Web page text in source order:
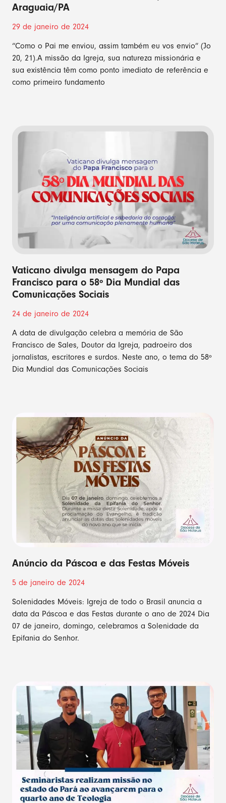
Araguaia/PA
29 de janeiro de 2024
“Como o Pai me enviou, assim também eu vos envio” (Jo
20, 21).A missão da Igreja, sua natureza missionária e
sua existência têm como ponto imediato de referência e
como primeiro fundamento
Vaticano divulga mensagem do Papa
Francisco para o 58º Dia Mundial das
Comunicações Sociais
24 de janeiro de 2024
A data de divulgação celebra a memória de São
Francisco de Sales, Doutor da Igreja, padroeiro dos
jornalistas, escritores e surdos. Neste ano, o tema do 58º
Dia Mundial das Comunicações Sociais
Anúncio da Páscoa e das Festas Móveis
5 de janeiro de 2024
Solenidades Móveis: Igreja de todo o Brasil anuncia a
data da Páscoa e das Festas durante o ano de 2024 Dia
07 de janeiro, domingo, celebramos a Solenidade da
Epifania do Senhor.